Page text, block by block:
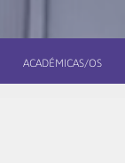
ACADÉMICAS/OS